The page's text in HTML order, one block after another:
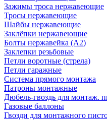
Зажимы троса нержавеющие
Тросы нержавеющие
Шайбы нержавеющие
Заклёпки нержавеющие
Болты нержавейка (А2)
Заклепки резьбовые
Петли воротные (стрела)
Петли гаражные
Система прямого монтажа
Патроны монтажные
Дюбель-гвоздь для монтаж.
Газовые баллоны
Гвозди для монтажного